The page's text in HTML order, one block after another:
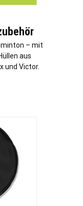
– mit
aus
und Victor.